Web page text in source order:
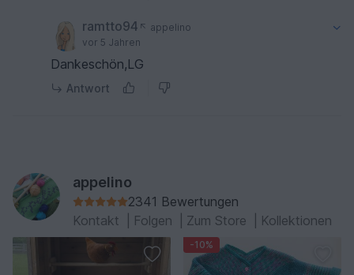
ramtto94
appelino
vor 5 Jahren
Dankeschön,LG
Antwort
appelino
2341 Bewertungen
Kontakt
Folgen Zum Store Kollektionen
-10%